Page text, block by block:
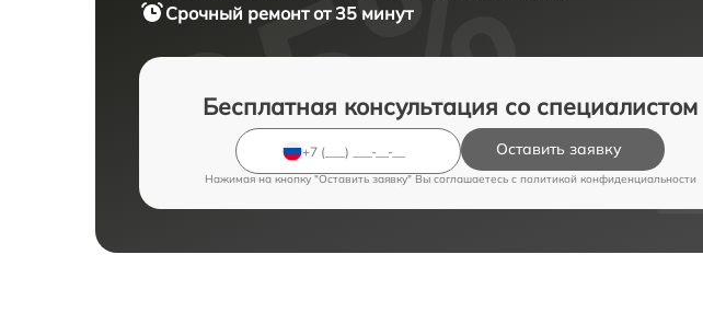
Срочный ремонтот 35 минут
Бесплатная консультация со специалистом
Оставить заявку
Нажимая на кнопку "Оставить заявку" Вы соглашаетесь c политикой конфиденциальности